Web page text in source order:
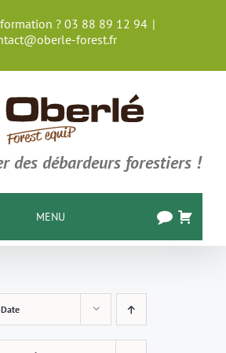
? 03 88 89 12 94 |
forest.fr
des débardeurs forestiers !
MENU
Date